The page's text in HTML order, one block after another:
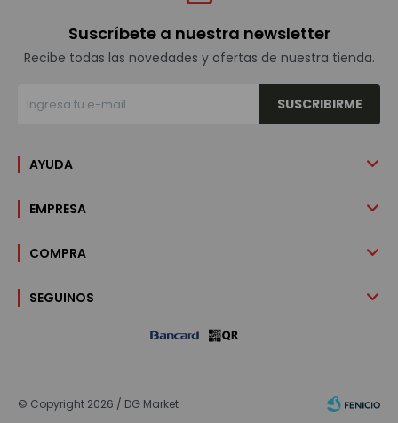
Suscríbete a nuestra newsletter
Recibe todas las novedades y ofertas de nuestra tienda.
SUSCRIBIRME
AYUDA
EMPRESA
COMPRA
SEGUINOS
© Copyright 2026 / DG Market